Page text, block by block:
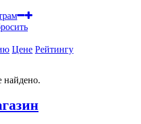
Цене Рейтингу
найдено.